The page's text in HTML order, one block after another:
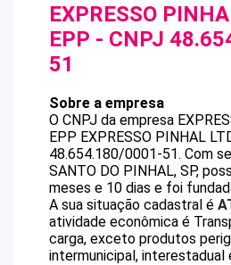
EXPRESSO
EPP - CNPJ
51
Sobre a empresa
O CNPJ da empresa
EPP EXPRESSO PINHAL
48.654.180/0001-51. Com
SANTO DO PINHAL, SP,
meses e 10 dias e foi
A sua situação cadastral é
atividade econômica é
carga, exceto produtos
intermunicipal, interestadual